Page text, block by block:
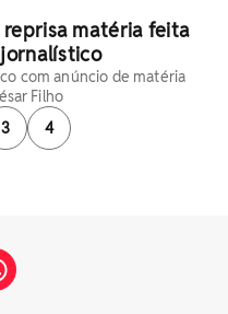
reprisa matéria feita
com anúncio de matéria
Filho
3 4